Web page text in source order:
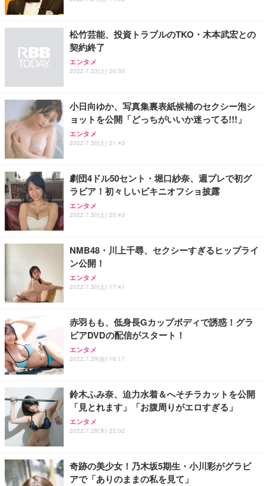
能 人間工学 椅子 腰サポート 90度跳ね上げ式アーム
務用 おしゃれ パソコンチェア (ホワイト)
ANDWINT オフィスチェア デスクチェア 肘なし メ
ッシュ 通気性 ランバーサポート付き 腰サポート ガ
ス圧無段階昇降 360度回転 キャスター付き コンパク
ort/VGA スピーカー内蔵 高さ調整 スイベル VESA対
【MiniLED/24.5inch/280Hz/FHD】GRAPHT THE S
HOOTER Gaming Monitor 24” Essential ゲーミン
グモニター QD 24.5インチ 1ms FHD 量子ドット 残
超厚型 お徳用 ワイド 100枚入 (x 1) (ケース販売)
アイリスオーヤマ ペットシーツ 超厚型 お徳用 レギ
ュラー 200枚入【Amazon.co.jp限定】
松竹芸能、投資トラブルのTKO・木本武宏との
契約終了
エンタメ
2022.7.23(土) 20:30
小日向ゆか、写真集裏表紙候補のセクシー泡シ
ョットを公開「どっちがいいか迷ってる!!!」
エンタメ
2022.7.30(土) 21:43
劇団4ドル50セント・堀口紗奈、週プレで初グ
ラビア！初々しいビキニオフショ披露
エンタメ
2022.7.30(土) 20:43
NMB48・川上千尋、セクシーすぎるヒップライ
ン公開！
エンタメ
2022.7.30(土) 17:41
赤羽もも、低身長Gカップボディで誘惑！グラ
ビアDVDの配信がスタート！
エンタメ
2022.7.29(金) 16:17
鈴木ふみ奈、迫力水着＆へそチラカットを公開
「見とれます」「お腹周りがエロすぎる」
エンタメ
2022.7.28(木) 22:02
奇跡の美少女！乃木坂5期生・小川彩がグラビ
アで「ありのままの私を見て」